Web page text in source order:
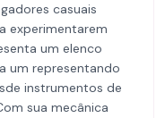
casuais
experimentarem
um elenco
um representando
instrumentos de
sua mecânica